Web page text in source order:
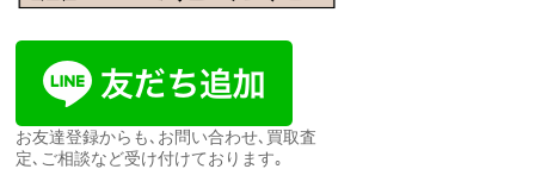
お友達登録からも､お問い合わせ､買取査
定､ご相談など受け付けております｡